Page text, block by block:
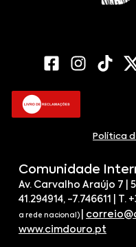
Política
Comunidade
Av. Carvalho Araújo 7 |
41.294914, -7.746611 | T.
a rede nacional)
www.cimdouro.pt